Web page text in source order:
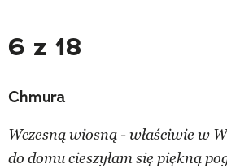
6 z 18
Chmura
Wczesną wiosną - właściwie w
do domu cieszyłam się piękną